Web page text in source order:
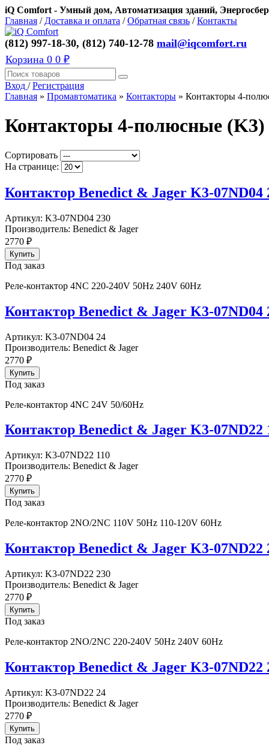
iQ Comfort - Умный дом, Автоматизация зданий,
Главная / Доставка и оплата /Обратная связь /Контакты
(812) 997-18-30, (812) 740-12-78 mail@iqcomfort.ru
Корзина 0 0 ₽
Вход /Регистрация
Главная » Промавтоматика » Контакторы » Контакторы 4-
Контакторы 4-полюсные (K3)
Сортировать
На странице:
Контактор Benedict & Jager K3-07ND04
Артикул: K3-07ND04 230
Производитель: Benedict & Jager
2770 ₽
Под заказ
Реле-контактор 4NC 220-240V 50Hz 240V 60Hz
Контактор Benedict & Jager K3-07ND04
Артикул: K3-07ND04 24
Производитель: Benedict & Jager
2770 ₽
Под заказ
Реле-контактор 4NC 24V 50/60Hz
Контактор Benedict & Jager K3-07ND22
Артикул: K3-07ND22 110
Производитель: Benedict & Jager
2770 ₽
Под заказ
Реле-контактор 2NO/2NC 110V 50Hz 110-120V 60Hz
Контактор Benedict & Jager K3-07ND22
Артикул: K3-07ND22 230
Производитель: Benedict & Jager
2770 ₽
Под заказ
Реле-контактор 2NO/2NC 220-240V 50Hz 240V 60Hz
Контактор Benedict & Jager K3-07ND22
Артикул: K3-07ND22 24
Производитель: Benedict & Jager
2770 ₽
Под заказ